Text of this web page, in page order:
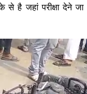
जहां परीक्षा देने जा